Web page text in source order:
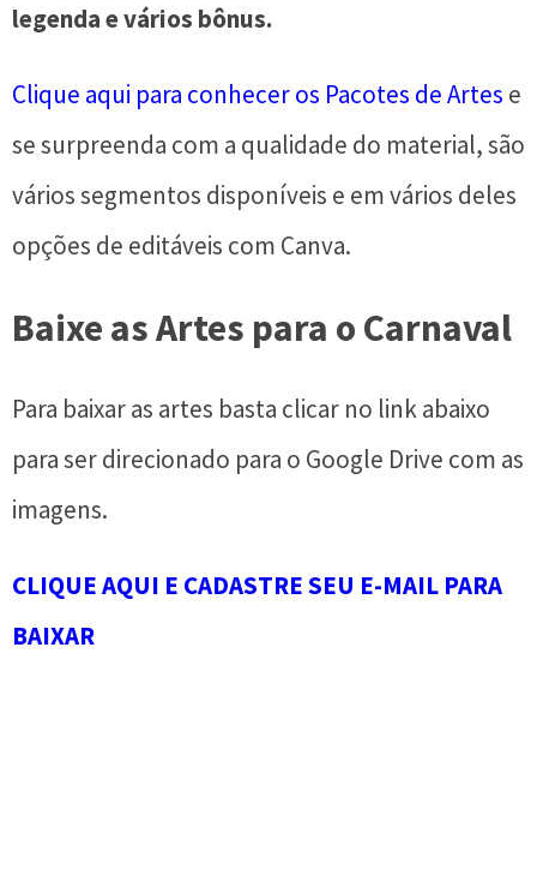
legenda e vários bônus.
Clique aqui para conhecer os Pacotes de Artes e
se surpreenda com a qualidade do material, são
vários segmentos disponíveis e em vários deles
opções de editáveis com Canva.
Baixe as Artes para o Carnaval
Para baixar as artes basta clicar no link abaixo
para ser direcionado para o Google Drive com as
imagens.
CLIQUE AQUI E CADASTRE SEU E-MAIL PARA
BAIXAR